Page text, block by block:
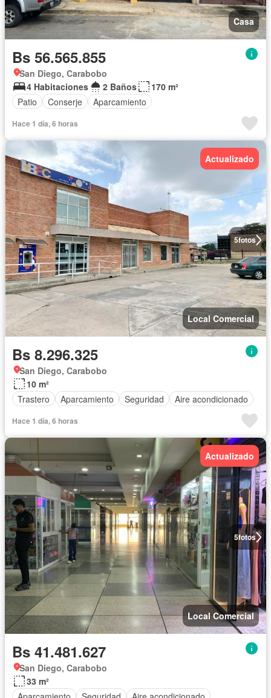
Casa
Bs 56.565.855
San Diego, Carabobo
4 Habitaciones
2 Baños
170 m²
Patio
Conserje Aparcamiento
Hace 1 día, 6 horas
5fotos
Actualizado
Local Comercial
Bs 8.296.325
San Diego, Carabobo
10 m²
Trastero
Aparcamiento Seguridad Aire acondicionado
Hace 1 día, 6 horas
5fotos
Actualizado
Local Comercial
Bs 41.481.627
San Diego, Carabobo
33 m²